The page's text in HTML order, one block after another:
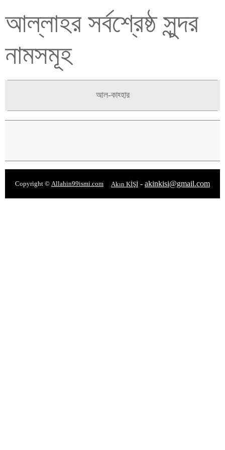
আল্লাহর সর্বশ্রেষ্ঠ সুন্দর
নামসমূহ
আল-কাহ্হার
Copyright © Allahin99ismi.com Akın KİŞİ - akinkisi@gmail.com